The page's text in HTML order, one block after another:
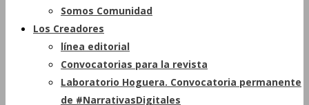
Somos Comunidad
Los Creadores
línea editorial
Convocatorias para la revista
Laboratorio Hoguera. Convocatoria permanente
de #NarrativasDigitales